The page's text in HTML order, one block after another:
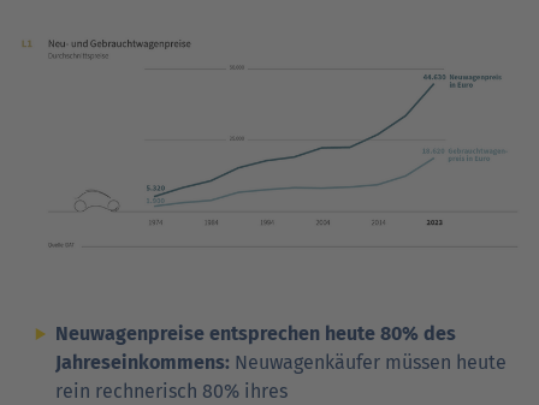
Neuwagenpreise entsprechen heute 80% des
Jahreseinkommens: Neuwagenkäufer müssen heute
rein rechnerisch 80% ihres